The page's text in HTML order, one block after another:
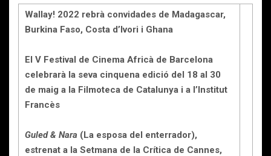
Wallay! 2022 rebrà convidades de Madagascar,
Burkina Faso, Costa d’Ivori i Ghana
El V Festival de Cinema Africà de Barcelona
celebrarà la seva cinquena edició del 18 al 30
de maig a la Filmoteca de Catalunya i a l’Institut
Francès
Guled & Nara (La esposa del enterrador),
estrenat a la Setmana de la Crítica de Cannes,